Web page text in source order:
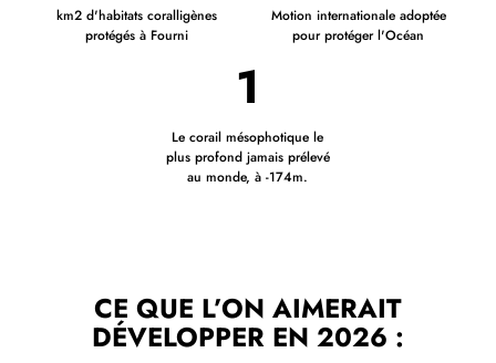
km2 d'habitats coralligènes
protégés à Fourni
Motion internationale adoptée
pour protéger l'Océan
1
Le corail mésophotique le
plus profond jamais prélevé
au monde, à ‑174m.
CE QUE L’ON AIMERAIT
DÉVELOPPER EN 2026 :